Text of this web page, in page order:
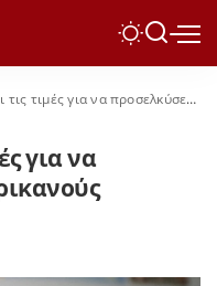
να προσελκύσει τους Αμερικανούς αγοραστές
για να